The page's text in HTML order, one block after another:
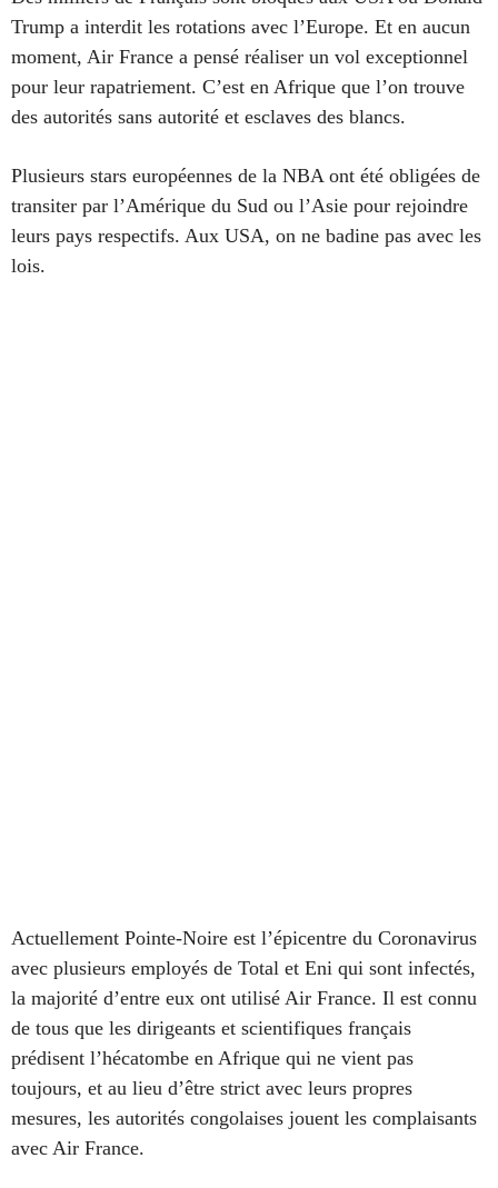
Trump a interdit les rotations avec l’Europe. Et en aucun
moment, Air France a pensé réaliser un vol exceptionnel
pour leur rapatriement. C’est en Afrique que l’on trouve
des autorités sans autorité et esclaves des blancs.
Plusieurs stars européennes de la NBA ont été obligées de
transiter par l’Amérique du Sud ou l’Asie pour rejoindre
leurs pays respectifs. Aux USA, on ne badine pas avec les
lois.
Actuellement Pointe-Noire est l’épicentre du Coronavirus
avec plusieurs employés de Total et Eni qui sont infectés,
la majorité d’entre eux ont utilisé Air France. Il est connu
de tous que les dirigeants et scientifiques français
prédisent l’hécatombe en Afrique qui ne vient pas
toujours, et au lieu d’être strict avec leurs propres
mesures, les autorités congolaises jouent les complaisants
avec Air France.